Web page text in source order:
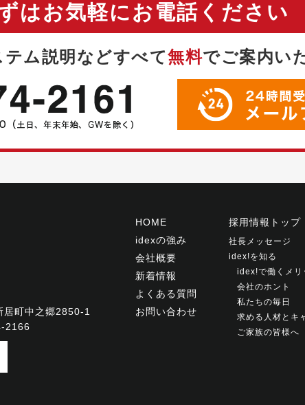
はお気軽にお電話ください
ム説明などすべて無料でご案内い
居町中之郷2850-1
2166
HOME
idexの強み
会社概要
新着情報
よくある質問
お問い合わせ
採用情報トップ
社長メッセージ
idex!を知る
idex!で働くメリ
会社のホント
私たちの毎日
求める人材とキ
ご家族の皆様へ